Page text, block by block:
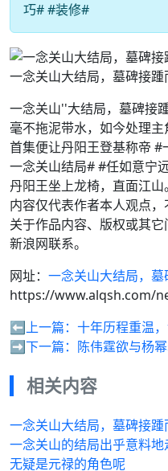
巧# #装修#
一念关山大结局，墓碑接
一念关山''大结局，墓碑接
毫不拖泥带水，如今处理
首集便让丹阳王登基称帝
一念关山结局# #任如意宁
丹阳王坐上龙椅，直面江
内容仅代表作者本人观点
关于作品内容、版权或其
新浪网联系。
网址： 一念关山大结局，
https://www.alqsh.com/
⬅️上一篇： 十年历程重温
➡️下一篇： 陈伟霆欲与杨
相关内容
一念关山大结局，墓碑接
一念关山的结局出乎意料
无疑是元禄的角色呢